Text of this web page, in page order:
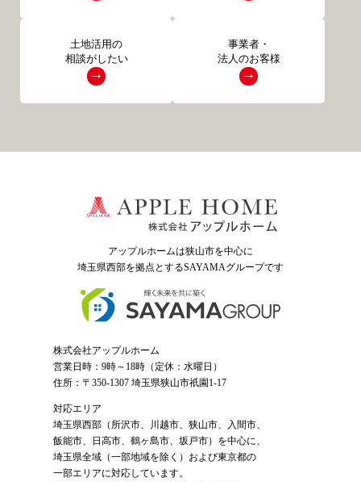
土地活用の
相談がしたい
事業者・
法人のお客様
アップルホームは狭山市を中心に
埼玉県西部を拠点とするSAYAMAグループです
株式会社アップルホーム
営業日時：9時～18時（定休：水曜日）
住所：〒350-1307 埼玉県狭山市祇園1-17
対応エリア
埼玉県西部（ 所沢市、 川越市、狭山市、入間市、
飯能市、日高市、鶴ヶ島市、坂戸市）を中心に、
埼玉県全域（一部地域を除く）および東京都の
一部エリアに対応しています。